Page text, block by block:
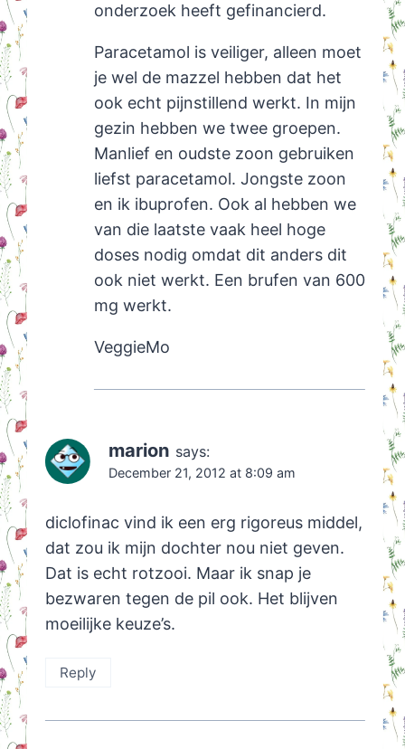
onderzoek heeft gefinancierd.
Paracetamol is veiliger, alleen moet
je wel de mazzel hebben dat het
ook echt pijnstillend werkt. In mijn
gezin hebben we twee groepen.
Manlief en oudste zoon gebruiken
liefst paracetamol. Jongste zoon
en ik ibuprofen. Ook al hebben we
van die laatste vaak heel hoge
doses nodig omdat dit anders dit
ook niet werkt. Een brufen van 600
mg werkt.
VeggieMo
marion says:
December 21, 2012 at 8:09 am
diclofinac vind ik een erg rigoreus middel,
dat zou ik mijn dochter nou niet geven.
Dat is echt rotzooi. Maar ik snap je
bezwaren tegen de pil ook. Het blijven
moeilijke keuze’s.
Reply